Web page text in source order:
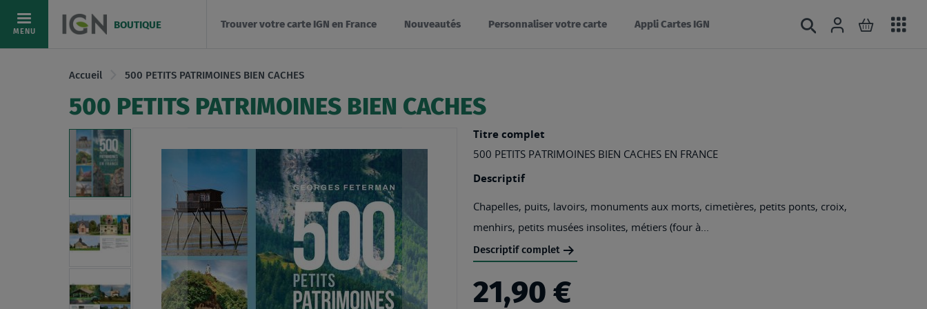
AllezMENU
BOUTIQUE Trouver votre carte IGN en France Nouveautés Personnaliser votre carte Appli Cartes IGN Rechercher
Connexion
Mon
Accueil 500 PETITS PATRIMOINES BIEN CACHES
500 PETITS PATRIMOINES BIEN CACHES
Skip
to
the
end
of
the
gallery
Titre complet
500 PETITS PATRIMOINES BIEN CACHES EN FRANCE
Descriptif
Chapelles, puits, lavoirs, monuments aux morts, cimetières, petits ponts, croix,
menhirs, petits musées insolites, métiers (four à...
Descriptif complet
21,90 €